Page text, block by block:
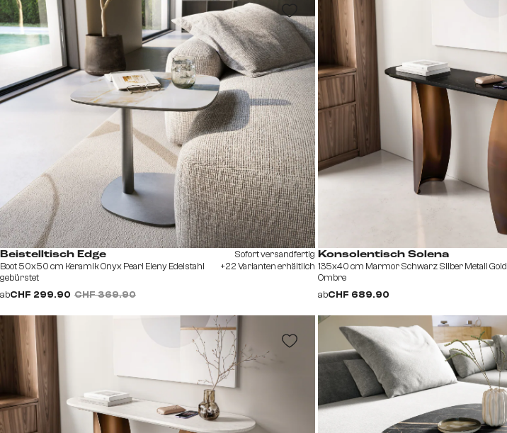
Beistelltisch Edge
Boot 50x50 cm Keramik Onyx Pearl Eleny Edelstahl
gebürstet
abCHF 299.90 CHF 369.90
Sofort versandfertig
+22 Varianten erhältlich
Konsolentisch Solena
135x40 cm Marmor Schwarz Silber Metall Gold
Ombre
abCHF 689.90